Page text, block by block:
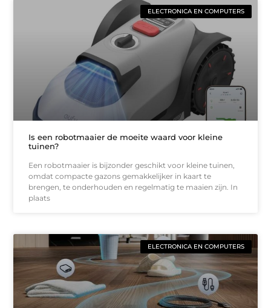
ELECTRONICA EN COMPUTERS
Is een robotmaaier de moeite waard voor kleine
tuinen?
Een robotmaaier is bijzonder geschikt voor kleine tuinen,
omdat compacte gazons gemakkelijker in kaart te
brengen, te onderhouden en regelmatig te maaien zijn. In
plaats
ELECTRONICA EN COMPUTERS